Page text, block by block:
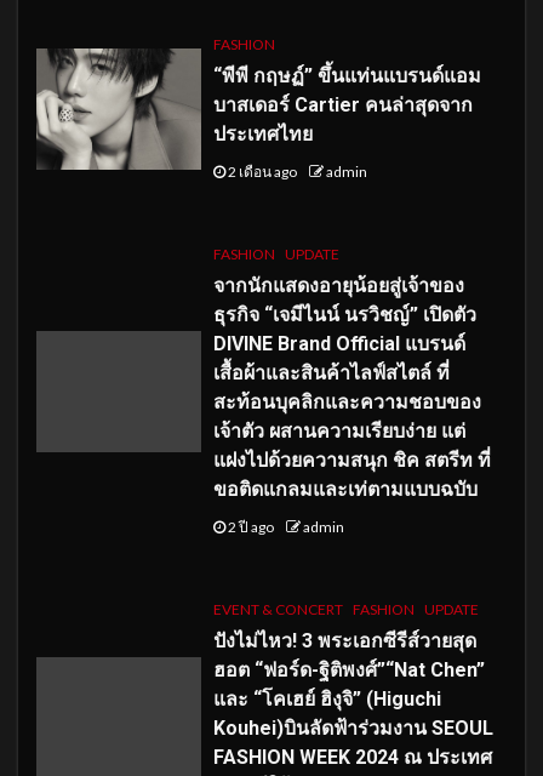
FASHION
“พีพี กฤษฏ์” ขึ้นแท่นแบรนด์แอม
บาสเดอร์ Cartier คนล่าสุดจาก
ประเทศไทย
2 เดือน ago admin
FASHION UPDATE
จากนักแสดงอายุน้อยสู่เจ้าของ
ธุรกิจ “เจมีไนน์ นรวิชญ์” เปิดตัว
DIVINE Brand Official แบรนด์
เสื้อผ้าและสินค้าไลฟ์สไตล์ ที่
สะท้อนบุคลิกและความชอบของ
เจ้าตัว ผสานความเรียบง่าย แต่
แฝงไปด้วยความสนุก ชิค สตรีท ที่
ขอติดแกลมและเท่ตามแบบฉบับ
2 ปี ago admin
EVENT & CONCERT FASHION UPDATE
ปังไม่ไหว! 3 พระเอกซีรีส์วายสุด
ฮอต “ฟอร์ด-ฐิติพงศ์”“Nat Chen”
และ “โคเฮย์ ฮิงุจิ” (Higuchi
Kouhei)บินลัดฟ้าร่วมงาน SEOUL
FASHION WEEK 2024 ณ ประเทศ